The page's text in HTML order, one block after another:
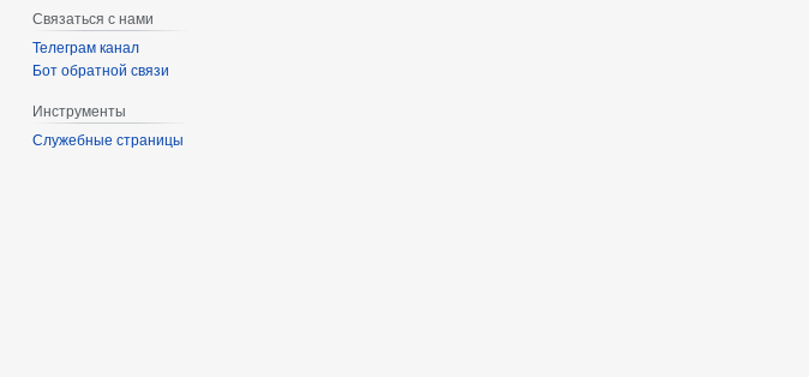
Связаться с нами
Телеграм канал
Бот обратной связи
Инструменты
Служебные страницы